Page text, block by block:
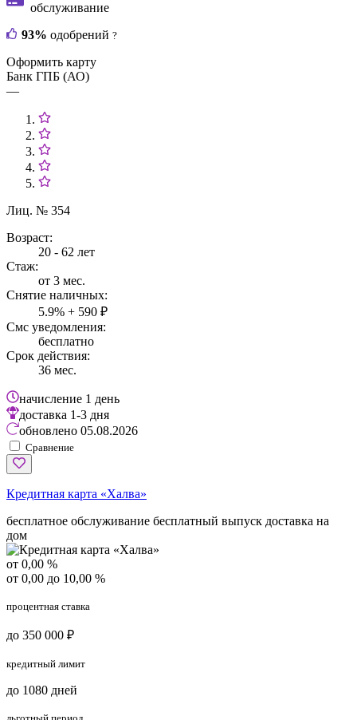
обслуживание
93% одобрений ?
Оформить карту
Банк ГПБ (АО)
—
Лиц. № 354
Возраст:
20 - 62 лет
Стаж:
от 3 мес.
Снятие наличных:
5.9% + 590 ₽
Смс уведомления:
бесплатно
Срок действия:
36 мес.
начисление 1 день
доставка 1-3 дня
обновлено 05.08.2026
Сравнение
Кредитная карта «Халва»
бесплатное обслуживание бесплатный выпуск доставка на
дом
от 0,00 %
от 0,00 до 10,00 %
процентная ставка
до 350 000 ₽
кредитный лимит
до 1080 дней